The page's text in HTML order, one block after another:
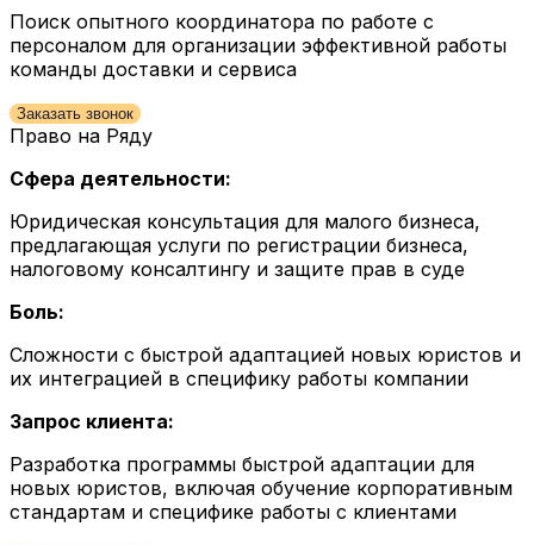
Поиск опытного координатора по работе с
персоналом для организации эффективной работы
команды доставки и сервиса
Заказать звонок
Право на Ряду
Сфера деятельности:
Юридическая консультация для малого бизнеса,
предлагающая услуги по регистрации бизнеса,
налоговому консалтингу и защите прав в суде
Боль:
Сложности с быстрой адаптацией новых юристов и
их интеграцией в специфику работы компании
Запрос клиента:
Разработка программы быстрой адаптации для
новых юристов, включая обучение корпоративным
стандартам и специфике работы с клиентами